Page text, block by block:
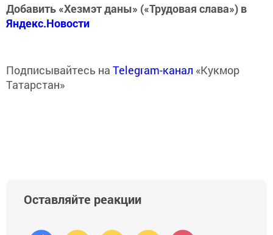
Добавить «Хезмэт даны» («Трудовая слава») в
Яндекс.Новости
Подписывайтесь на Telegram-канал «Кукмор
Татарстан»
Оставляйте реакции